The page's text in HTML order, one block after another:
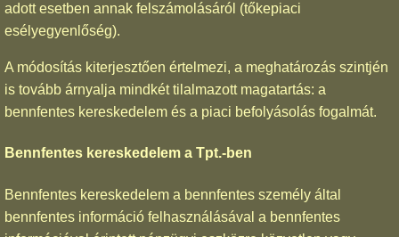
adott esetben annak felszámolásáról (tőkepiaci
esélyegyenlőség).
A módosítás kiterjesztően értelmezi, a meghatározás szintjén
is tovább árnyalja mindkét tilalmazott magatartás: a
bennfentes kereskedelem és a piaci befolyásolás fogalmát.
Bennfentes kereskedelem a Tpt.-ben
Bennfentes kereskedelem a bennfentes személy által
bennfentes információ felhasználásával a bennfentes